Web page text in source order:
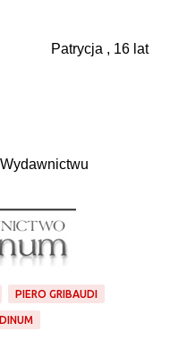
Patrycja , 16 lat
PIERO GRIBAUDI